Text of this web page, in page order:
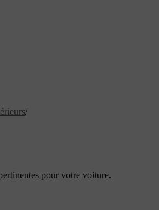
/
pour votre voiture.